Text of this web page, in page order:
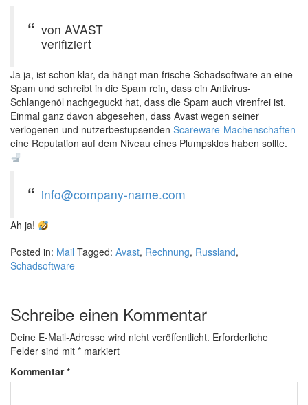
von AVAST
verifiziert
Ja ja, ist schon klar, da hängt man frische Schadsoftware an eine
Spam und schreibt in die Spam rein, dass ein Antivirus-
Schlangenöl nachgeguckt hat, dass die Spam auch virenfrei ist.
Einmal ganz davon abgesehen, dass Avast wegen seiner
verlogenen und nutzerbestupsenden Scareware-Machenschaften
eine Reputation auf dem Niveau eines Plumpsklos haben sollte.
info@company-name.com
Ah ja!
Posted in: Mail Tagged: Avast, Rechnung, Russland,
Schadsoftware
Schreibe einen Kommentar
Deine E-Mail-Adresse wird nicht veröffentlicht. Erforderliche
Felder sind mit * markiert
Kommentar*